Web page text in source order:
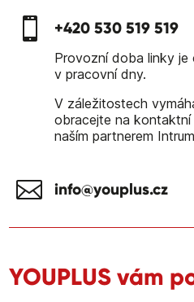
 +420 530 519 519
Provozní doba linky
v pracovní dny.
V záležitostech
obracejte na kontaktní
naším partnerem
 info@youplus.cz
YOUPLUS vám